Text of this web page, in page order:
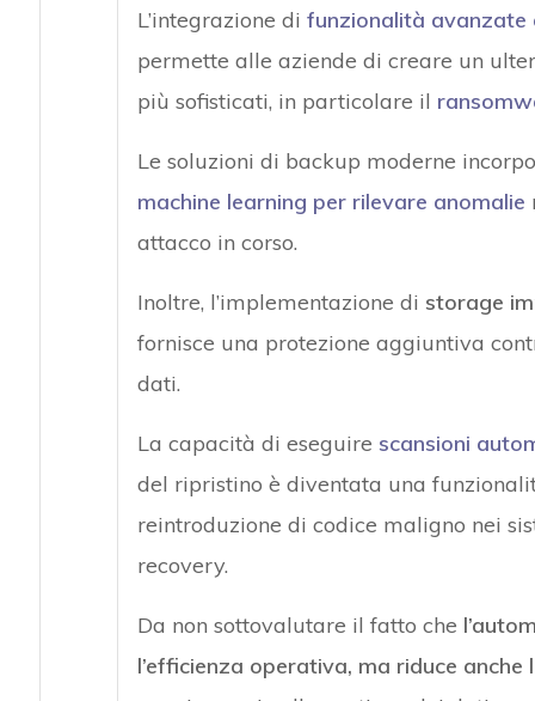
L’integrazione di funzionalità avanzate
permette alle aziende di creare un
più sofisticati, in particolare il
Le soluzioni di backup moderne
machine learning per rilevare anomalie
attacco in corso.
Inoltre, l’implementazione di storage
fornisce una protezione aggiuntiva
dati.
La capacità di eseguire scansioni
del ripristino è diventata una
reintroduzione di codice maligno nei
recovery.
Da non sottovalutare il fatto che
l’efficienza operativa, ma riduce